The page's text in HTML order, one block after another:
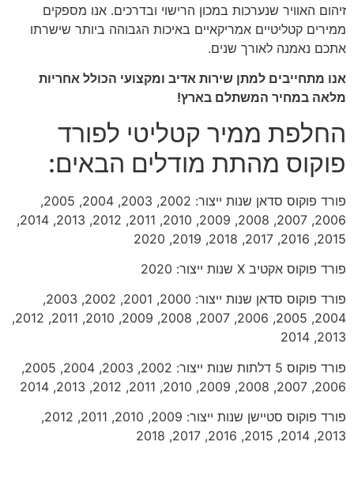
זיהום האוויר שנערכות במכון הרישוי ובדרכים. אנו מספקים
ממירים קטליטיים אמריקאיים באיכות הגבוהה ביותר שישרתו
אתכם נאמנה לאורך שנים.
אנו מתחייבים למתן שירות אדיב ומקצועי הכולל אחריות
מלאה במחיר המשתלם בארץ!
החלפת ממיר קטליטי לפורד
פוקוס מהתת מודלים הבאים:
פורד פוקוס סדאן שנות ייצור: 2002, 2003, 2004, 2005,
2006, 2007, 2008, 2009, 2010, 2011, 2012, 2013, 2014,
2015, 2016, 2017, 2018, 2019, 2020
פורד פוקוס אקטיב X שנות ייצור: 2020
פורד פוקוס סדאן שנות ייצור: 2000, 2001, 2002, 2003,
2004, 2005, 2006, 2007, 2008, 2009, 2010, 2011, 2012,
2013, 2014
פורד פוקוס 5 דלתות שנות ייצור: 2002, 2003, 2004, 2005,
2006, 2007, 2008, 2009, 2010, 2011, 2012, 2013, 2014
פורד פוקוס סטיישן שנות ייצור: 2009, 2010, 2011, 2012,
2013, 2014, 2015, 2016, 2017, 2018